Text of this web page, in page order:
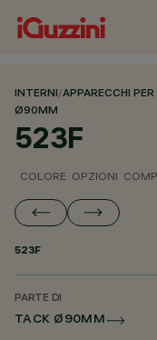
INTERNI/APPARECCHI
Ø90MM
523F
COLORE OPZIONI
523F
PARTE DI
TACK Ø90MM